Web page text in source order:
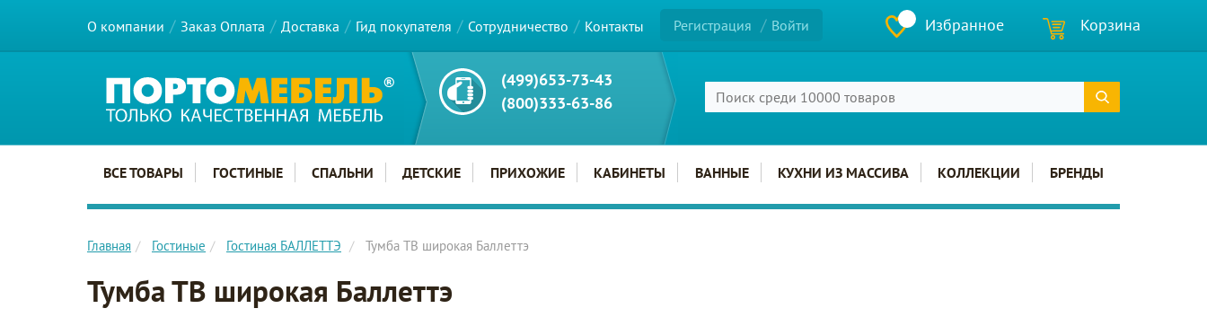
О компании Заказ Оплата Доставка Гид покупателя Сотрудничество Контакты Регистрация Войти Избранное Корзина
(499)653-73-43
(800)333-63-86
Главное меню сайта
ВСЕ ТОВАРЫ ГОСТИНЫЕ СПАЛЬНИ ДЕТСКИЕ ПРИХОЖИЕ КАБИНЕТЫ ВАННЫЕ КУХНИ ИЗ МАССИВА КОЛЛЕКЦИИ БРЕНДЫ
Главная Гостиные Гостиная БАЛЛЕТТЭ Тумба ТВ широкая Баллеттэ
Тумба ТВ широкая Баллеттэ